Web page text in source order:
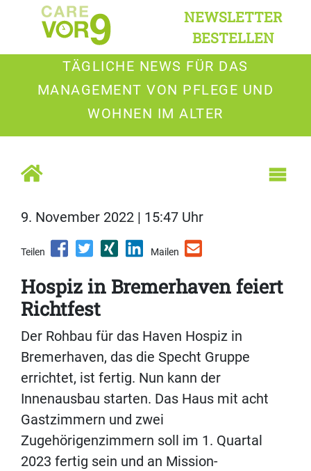
NEWSLETTER
BESTELLEN
TÄGLICHE NEWS FÜR DAS
MANAGEMENT VON PFLEGE UND
WOHNEN IM ALTER
9. November 2022 | 15:47 Uhr
Teilen Mailen
Hospiz in Bremerhaven feiert
Richtfest
Der Rohbau für das Haven Hospiz in
Bremerhaven, das die Specht Gruppe
errichtet, ist fertig. Nun kann der
Innenausbau starten. Das Haus mit acht
Gastzimmern und zwei
Zugehörigenzimmern soll im 1. Quartal
2023 fertig sein und an Mission-